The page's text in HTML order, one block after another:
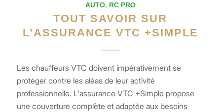
AUTO, RC PRO
TOUT SAVOIR SUR
L’ASSURANCE VTC +SIMPLE
Les chauffeurs VTC doivent impérativement se
protéger contre les aléas de leur activité
professionnelle. L'assurance VTC +Simple propose
une couverture complète et adaptée aux besoins